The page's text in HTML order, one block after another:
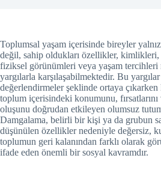
Toplumsal yaşam içerisinde bireyler
değil, sahip oldukları özellikler, kimlikleri,
fiziksel görünümleri veya yaşam tercihleri
yargılarla karşılaşabilmektedir. Bu
değerlendirmeler şeklinde ortaya
toplum içerisindeki konumunu,
oluşunu doğrudan etkileyen olumsuz
Damgalama, belirli bir kişi ya da grubun
düşünülen özellikler nedeniyle değersiz,
toplumun geri kalanından farklı olarak
ifade eden önemli bir sosyal kavramdır.